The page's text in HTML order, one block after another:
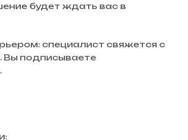
будет ждать вас в
специалист свяжется с
Вы подписываете